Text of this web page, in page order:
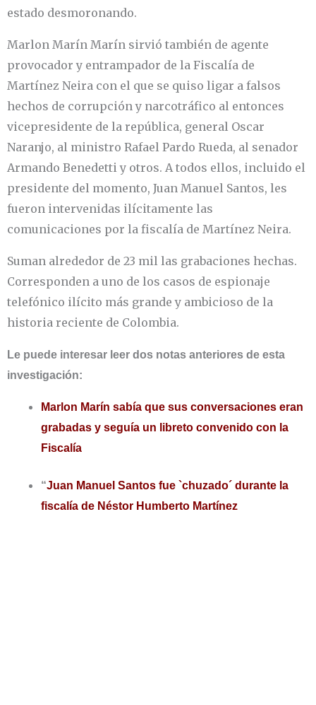
estado desmoronando.
Marlon Marín Marín sirvió también de agente
provocador y entrampador de la Fiscalía de
Martínez Neira con el que se quiso ligar a falsos
hechos de corrupción y narcotráfico al entonces
vicepresidente de la república, general Oscar
Naranjo, al ministro Rafael Pardo Rueda, al senador
Armando Benedetti y otros. A todos ellos, incluido el
presidente del momento, Juan Manuel Santos, les
fueron intervenidas ilícitamente las
comunicaciones por la fiscalía de Martínez Neira.
Suman alrededor de 23 mil las grabaciones hechas.
Corresponden a uno de los casos de espionaje
telefónico ilícito más grande y ambicioso de la
historia reciente de Colombia.
Le puede interesar leer dos notas anteriores de esta
investigación:
Marlon Marín sabía que sus conversaciones eran
grabadas y seguía un libreto convenido con la
Fiscalía
“Juan Manuel Santos fue `chuzado´ durante la
fiscalía de Néstor Humberto Martínez